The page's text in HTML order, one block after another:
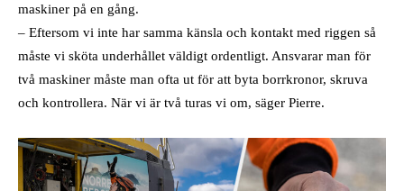
maskiner på en gång.
– Eftersom vi inte har samma känsla och kontakt med riggen så
måste vi sköta underhållet väldigt ordentligt. Ansvarar man för
två maskiner måste man ofta ut för att byta borrkronor, skruva
och kontrollera. När vi är två turas vi om, säger Pierre.